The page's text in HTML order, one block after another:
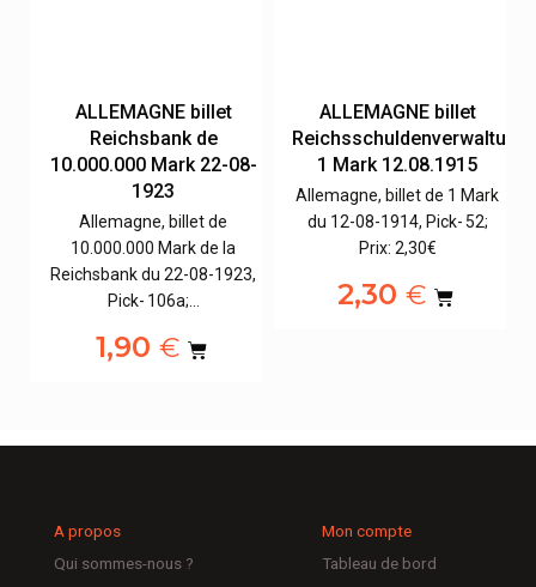
ALLEMAGNE billet
Reichsbank de
10.000.000 Mark 22-08-
1923
Allemagne, billet de
10.000.000 Mark de la
Reichsbank du 22-08-1923,
Pick- 106a;…
1,90€
ALLEMAGNE billet
Reichsschuldenverwaltung,
1 Mark 12.08.1915
Allemagne, billet de 1 Mark
du 12-08-1914, Pick- 52;
Prix: 2,30€
2,30€
A propos
Qui sommes-nous ?
Mon compte
Tableau de bord